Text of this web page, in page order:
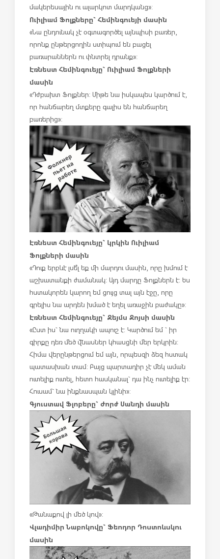
մակերեսային ու ալարկոտ մարդկանց»:
Ուիլիամ Ֆոլքները` Հեմինգուեյի մասին
«Նա ընդունակ չէ օգտագործել այնպիսի բառեր,
որոնք ընթերցողին ստիպում են բացել
բառարաններն ու փնտրել դրանք»:
Էռնեստ Հեմինգուեյը` Ուիլիամ Ֆոլքների
մասին
«Դժբախտ Ֆոլքներ: Միթե նա իսկապես կարծում է,
որ հանճարեղ մտքերը գալիս են հանճարեղ
բառերից»:
Էռնեստ Հեմինգուեյը` կրկին Ուիլիամ
Ֆոլքների մասին
«Դուք երբևէ լսե՞լ եք մի մարդու մասին, որը խմում է
աշխատանքի ժամանակ: Այդ մարդը Ֆոլքներն է: Ես
հստակորեն կարող եմ ցույց տալ այն էջը, որը
գրելիս նա արդեն խմած է եղել առաջին բաժակը»:
Էռնեստ Հեմինգուեյը` Ջեյմս Ջոյսի մասին
«Ըստ իս` նա ուղղակի ապուշ է: Կարծում եմ ` իր
գիրքը դեռ մեծ վնասներ կհասցնի մեր երկրին:
Հիմա վերընթերցում եմ այն, որպեսզի ձեզ հստակ
պատասխան տամ: Բայց պարտադիր չէ մեկ աման
ուտելիք ուտել, հետո հասկանալ` դա ինչ ուտելիք էր:
Հուսամ` նա ինքնասպան կլինի»:
Գյուստավ Ֆլոբերը` Ժորժ Սանդի մասին
«Թանաքով լի մեծ կով»:
Վլադիմիր Նաբոկովը` Ֆեոդոր Դոստոևսկու
մասին